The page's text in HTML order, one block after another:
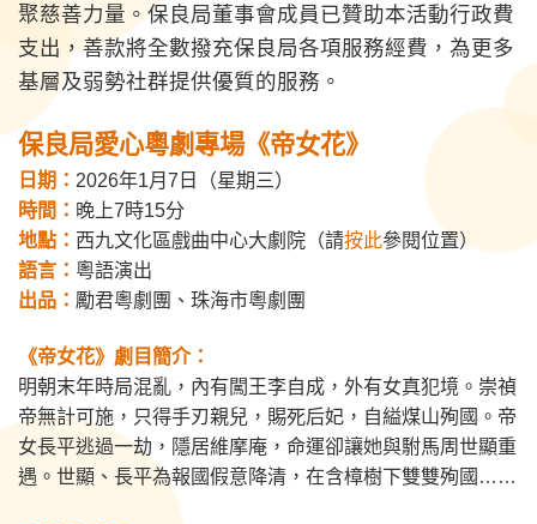
聚慈善力量。 保良局董事會成員已贊助本活動行政費
支出，善款將全數撥充保良局各項服務經費，為更多
基層及弱勢社群提供優質的服務。
保良局愛心粵劇專場《帝女花》
日期： 2026年1月7日（星期三）
時間： 晚上7時15分
地點： 西九文化區戲曲中心大劇院（請按此參閱位置）
語言： 粵語演出
出品： 勵君粵劇團、珠海市粵劇團
《帝女花》劇目簡介：
明朝末年時局混亂，內有闖王李自成，外有女真犯境。崇禎
帝無計可施，只得手刃親兒，賜死后妃，自縊煤山殉國。帝
女長平逃過一劫，隱居維摩庵，命運卻讓她與駙馬周世顯重
遇。世顯、長平為報國假意降清，在含樟樹下雙雙殉國……